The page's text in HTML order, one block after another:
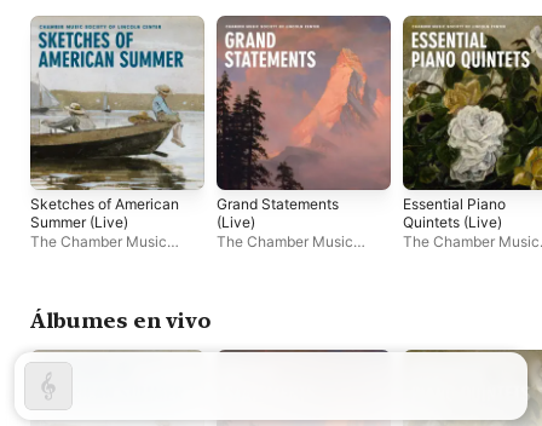
Sketches of American
Summer (Live)
The Chamber Music
Grand Statements
(Live)
The Chamber Music
Essential Piano
Quintets (Live)
The Chamber Music
Álbumes en vivo